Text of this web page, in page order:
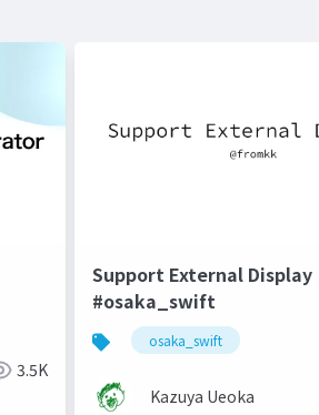
3.5K
Support External Display
#osaka_swift
osaka_swift
Kazuya Ueoka